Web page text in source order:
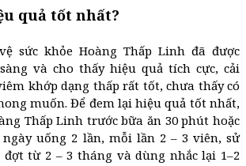
quả tốt nhất?
sức khỏe Hoàng Thấp Linh đã được
và cho thấy hiệu quả tích cực, cải
khớp dạng thấp rất tốt, chưa thấy có
muốn. Để đem lại hiệu quả tốt nhất,
Thấp Linh trước bữa ăn 30 phút hoặc
uống 2 lần, mỗi lần 2 – 3 viên, sử
từ 2 – 3 tháng và dùng nhắc lại 1–2